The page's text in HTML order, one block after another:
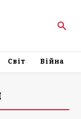
Світ Війна